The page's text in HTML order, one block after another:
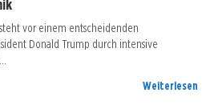
vor einem entscheidenden
Donald Trump durch intensive
Weiterlesen